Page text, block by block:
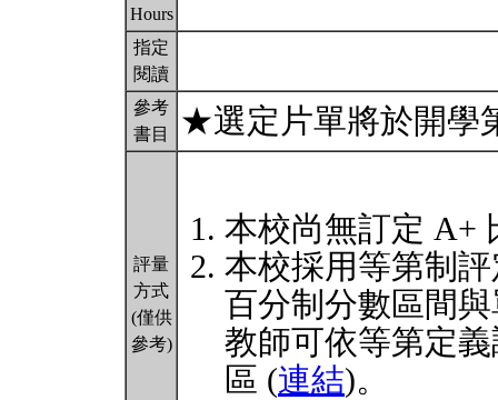
Hours
指定
閱讀
參考
書目
★選定片單將於開學
評量
方式
(僅供
參考)
本校尚無訂定 A+
本校採用等第制
百分制分數區間
教師可依等第定
區 (連結)。